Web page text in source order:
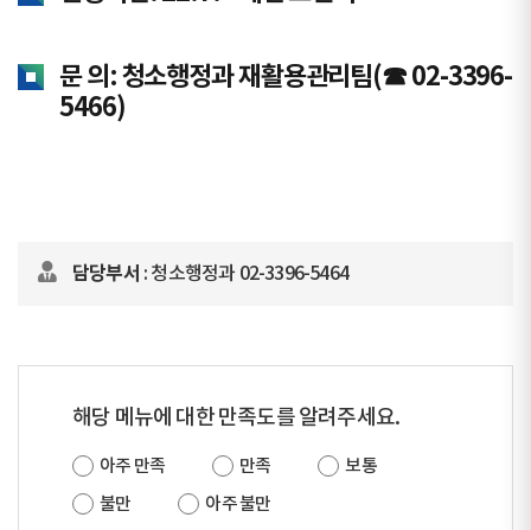
문 의: 청소행정과 재활용관리팀(☎ 02-3396­-
5466)
담당부서 : 청소행정과 02-3396-5464
해당 메뉴에 대한 만족도를 알려주세요.
아주 만족 만족
보통
불만
아주 불만